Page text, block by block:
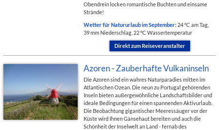
Obendrein locken romantische Buchten und einsame
Strände!
Wetter für Natururlaub im September: 24 °C am Tag,
39 mm Niederschlag, 22 °C Wassertemperatur
Direkt zum Reiseveranstalter
Azoren - Zauberhafte Vulkaninseln
Die Azoren sind ein wahres Naturparadies mitten im
Atlantischen Ozean. Die neun zu Portugal gehörenden
Inseln bieten außergewöhnliche Landschaftsbilder und
ideale Bedingungen für einen spannenden Aktivurlaub.
Die Beobachtung gigantischer Meeressäuger vor der
Küste wird Ihnen Gänsehaut bereiten und auch die
Schönheit der Inselwelt an Land - fernab des